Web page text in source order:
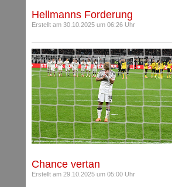
Hellmanns Forderung
Erstellt am 30.10.2025 um 06:26 Uhr
Chance vertan
Erstellt am 29.10.2025 um 05:00 Uhr